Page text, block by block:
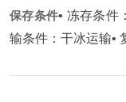
保存条件• 冻存条件
输条件：干冰运输•